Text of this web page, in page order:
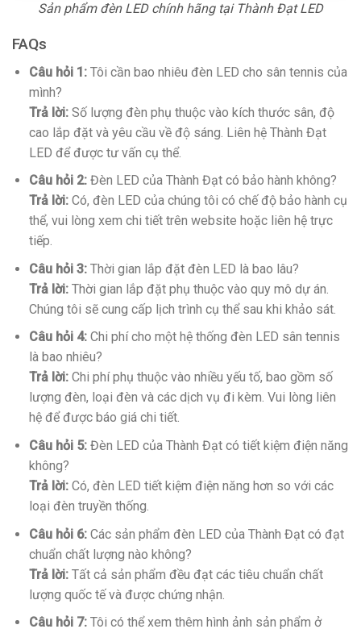
Sản phẩm đèn LED chính hãng tại Thành Đạt LED
FAQs
Câu hỏi 1:Tôi cần bao nhiêu đèn LED cho sân tennis của
mình?
Trả lời:Số lượng đèn phụ thuộc vào kích thước sân, độ
cao lắp đặt và yêu cầu về độ sáng. Liên hệ Thành Đạt
LED để được tư vấn cụ thể.
Câu hỏi 2:Đèn LED của Thành Đạt có bảo hành không?
Trả lời:Có, đèn LED của chúng tôi có chế độ bảo hành cụ
thể, vui lòng xem chi tiết trên website hoặc liên hệ trực
tiếp.
Câu hỏi 3:Thời gian lắp đặt đèn LED là bao lâu?
Trả lời:Thời gian lắp đặt phụ thuộc vào quy mô dự án.
Chúng tôi sẽ cung cấp lịch trình cụ thể sau khi khảo sát.
Câu hỏi 4:Chi phí cho một hệ thống đèn LED sân tennis
là bao nhiêu?
Trả lời:Chi phí phụ thuộc vào nhiều yếu tố, bao gồm số
lượng đèn, loại đèn và các dịch vụ đi kèm. Vui lòng liên
hệ để được báo giá chi tiết.
Câu hỏi 5:Đèn LED của Thành Đạt có tiết kiệm điện năng
không?
Trả lời:Có, đèn LED tiết kiệm điện năng hơn so với các
loại đèn truyền thống.
Câu hỏi 6:Các sản phẩm đèn LED của Thành Đạt có đạt
chuẩn chất lượng nào không?
Trả lời:Tất cả sản phẩm đều đạt các tiêu chuẩn chất
lượng quốc tế và được chứng nhận.
Câu hỏi 7:Tôi có thể xem thêm hình ảnh sản phẩm ở